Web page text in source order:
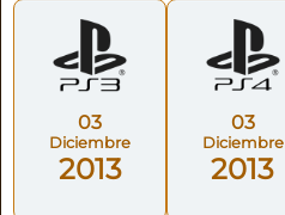
03
Diciembre
2013
03
Diciembre
2013